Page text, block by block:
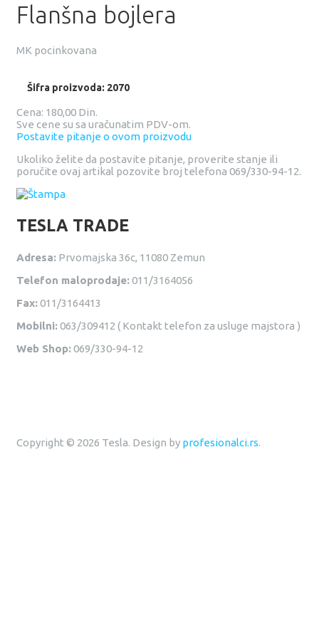
Flanšna bojlera
MK pocinkovana
Šifra proizvoda: 2070
Cena: 180,00 Din.
Sve cene su sa uračunatim PDV-om.
Postavite pitanje o ovom proizvodu
Ukoliko želite da postavite pitanje, proverite stanje ili
poručite ovaj artikal pozovite broj telefona 069/330-94-12.
TESLA TRADE
Adresa: Prvomajska 36c, 11080 Zemun
Telefon maloprodaje:011/3164056
Fax:011/3164413
Mobilni:063/309412 ( Kontakt telefon za usluge majstora )
Web Shop:069/330-94-12
Copyright © 2026 Tesla. Design by profesionalci.rs.